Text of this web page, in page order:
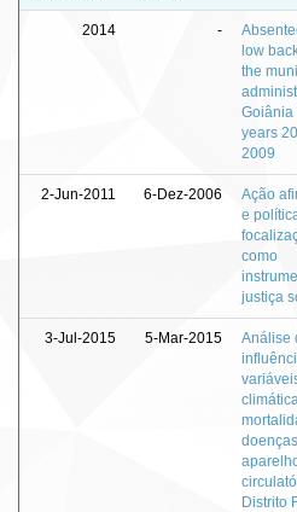
2014 -
low
the
Goiânia
years
2009
2-Jun-2011 6-Dez-2006
Ação
e
como
justiça
3-Jul-2015 5-Mar-2015
Análise
Distrito